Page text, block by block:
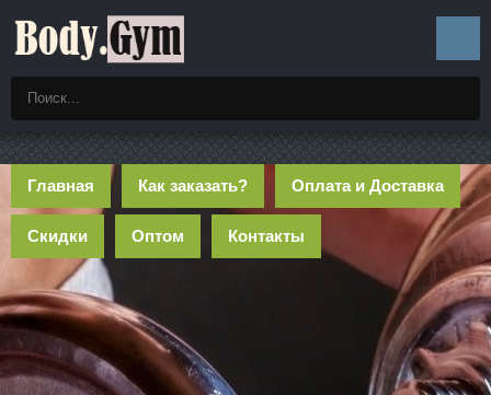
Главная Как заказать? Оплата и Доставка
Скидки Оптом Контакты